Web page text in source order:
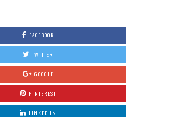
FACEBOOK
TWITTER
GOOGLE
PINTEREST
LINKED IN